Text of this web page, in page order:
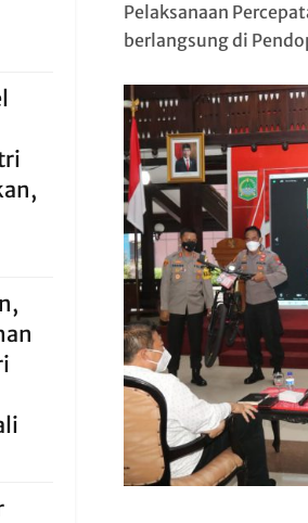
Pelaksanaan
berlangsung di